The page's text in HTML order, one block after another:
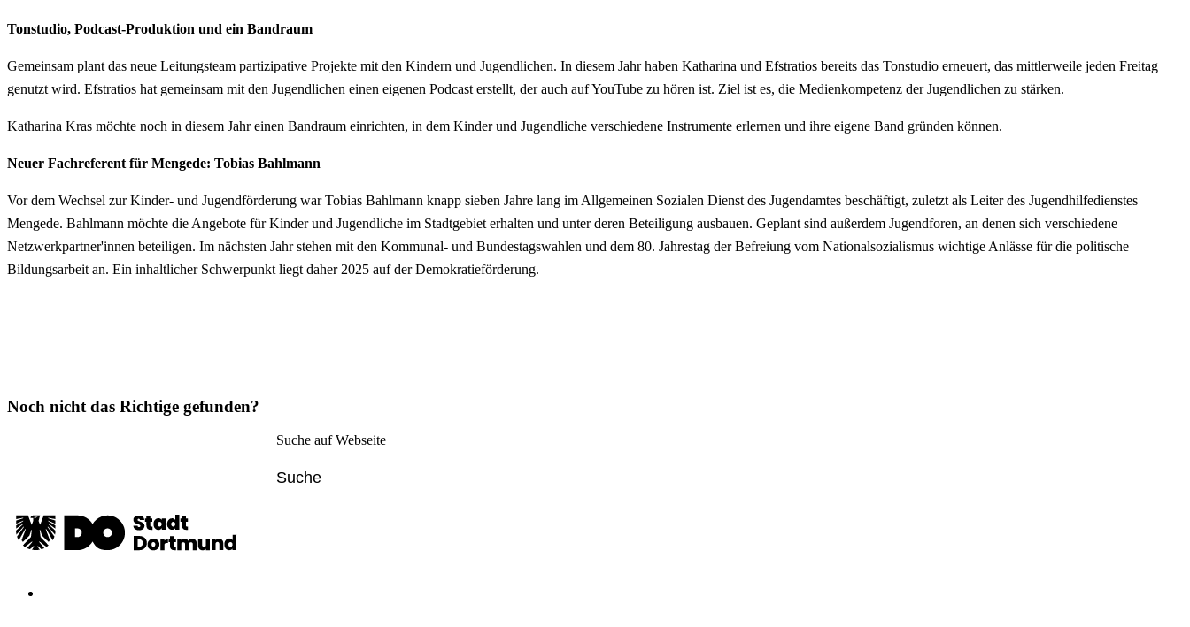
Tonstudio, Podcast-Produktion und ein Bandraum
Gemeinsam plant das neue Leitungsteam partizipative Projekte mit den Kindern und Jugendlichen. In diesem Jahr haben Katharina und Efstratios bereits das Tonstudio erneuert, das mittlerweile jeden Freitag
genutzt wird. Efstratios hat gemeinsam mit den Jugendlichen einen eigenen Podcast erstellt, der auch auf YouTube zu hören ist. Ziel ist es, die Medienkompetenz der Jugendlichen zu stärken.
Katharina Kras möchte noch in diesem Jahr einen Bandraum einrichten, in dem Kinder und Jugendliche verschiedene Instrumente erlernen und ihre eigene Band gründen können.
Neuer Fachreferent für Mengede: Tobias Bahlmann
Vor dem Wechsel zur Kinder- und Jugendförderung war Tobias Bahlmann knapp sieben Jahre lang im Allgemeinen Sozialen Dienst des Jugendamtes beschäftigt, zuletzt als Leiter des Jugendhilfedienstes
Mengede. Bahlmann möchte die Angebote für Kinder und Jugendliche im Stadtgebiet erhalten und unter deren Beteiligung ausbauen. Geplant sind außerdem Jugendforen, an denen sich verschiedene
Netzwerkpartner'innen beteiligen. Im nächsten Jahr stehen mit den Kommunal- und Bundestagswahlen und dem 80. Jahrestag der Befreiung vom Nationalsozialismus wichtige Anlässe für die politische
Bildungsarbeit an. Ein inhaltlicher Schwerpunkt liegt daher 2025 auf der Demokratieförderung.
Noch nicht das Richtige gefunden?
Suche auf Webseite